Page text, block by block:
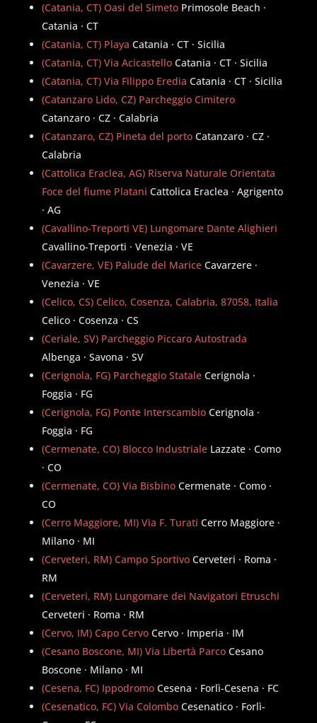
(Catania, CT) Oasi del Simeto Primosole Beach ·
Catania · CT
(Catania, CT) Playa Catania · CT · Sicilia
(Catania, CT) Via Acicastello Catania · CT · Sicilia
(Catania, CT) Via Filippo Eredia Catania · CT · Sicilia
(Catanzaro Lido, CZ) Parcheggio Cimitero
Catanzaro · CZ · Calabria
(Catanzaro, CZ) Pineta del porto Catanzaro · CZ ·
Calabria
(Cattolica Eraclea, AG) Riserva Naturale Orientata
Foce del fiume Platani Cattolica Eraclea · Agrigento
· AG
(Cavallino-Treporti VE) Lungomare Dante Alighieri
Cavallino-Treporti · Venezia · VE
(Cavarzere, VE) Palude del Marice Cavarzere ·
Venezia · VE
(Celico, CS) Celico, Cosenza, Calabria, 87058, Italia
Celico · Cosenza · CS
(Ceriale, SV) Parcheggio Piccaro Autostrada
Albenga · Savona · SV
(Cerignola, FG) Parcheggio Statale Cerignola ·
Foggia · FG
(Cerignola, FG) Ponte Interscambio Cerignola ·
Foggia · FG
(Cermenate, CO) Blocco Industriale Lazzate · Como
· CO
(Cermenate, CO) Via Bisbino Cermenate · Como ·
CO
(Cerro Maggiore, MI) Via F. Turati Cerro Maggiore ·
Milano · MI
(Cerveteri, RM) Campo Sportivo Cerveteri · Roma ·
RM
(Cerveteri, RM) Lungomare dei Navigatori Etruschi
Cerveteri · Roma · RM
(Cervo, IM) Capo Cervo Cervo · Imperia · IM
(Cesano Boscone, MI) Via Libertà Parco Cesano
Boscone · Milano · MI
(Cesena, FC) Ippodromo Cesena · Forlì-Cesena · FC
(Cesenatico, FC) Via Colombo Cesenatico · Forlì-